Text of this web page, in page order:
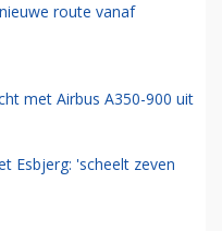
route vanaf
met Airbus A350-900 uit
Esbjerg: 'scheelt zeven